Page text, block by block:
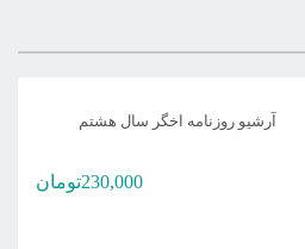
آرشیو روزنامه اخگر سال هشتم
230,000تومان